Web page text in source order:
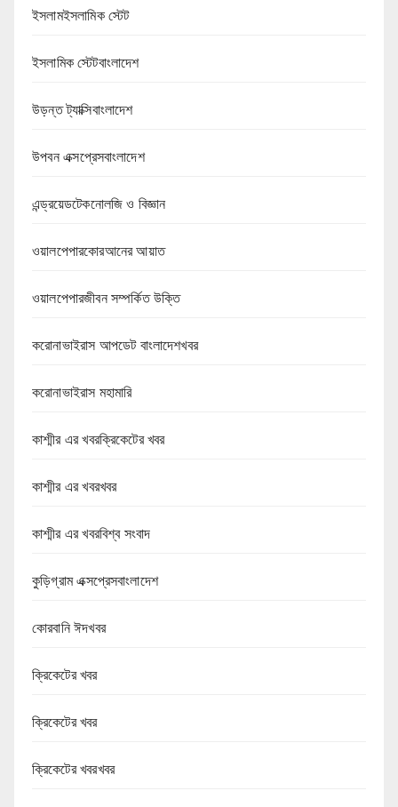
ইসলামইসলামিক স্টেট
ইসলামিক স্টেটবাংলাদেশ
উড়ন্ত ট্যাক্সিবাংলাদেশ
উপবন এক্সপ্রেসবাংলাদেশ
এন্ড্রয়েডটেকনোলজি ও বিজ্ঞান
ওয়ালপেপারকোরআনের আয়াত
ওয়ালপেপারজীবন সম্পর্কিত উক্তি
করোনাভাইরাস আপডেট বাংলাদেশখবর
করোনাভাইরাস মহামারি
কাশ্মীর এর খবরক্রিকেটের খবর
কাশ্মীর এর খবরখবর
কাশ্মীর এর খবরবিশ্ব সংবাদ
কুড়িগ্রাম এক্সপ্রেসবাংলাদেশ
কোরবানি ঈদখবর
ক্রিকেটের খবর
ক্রিকেটের খবর
ক্রিকেটের খবরখবর